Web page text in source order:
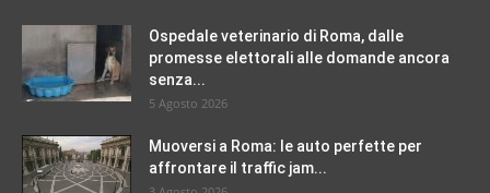
Ospedale veterinario di Roma, dalle
promesse elettorali alle domande ancora
senza...
5 Agosto 2026
Muoversi a Roma: le auto perfette per
affrontare il traffic jam...